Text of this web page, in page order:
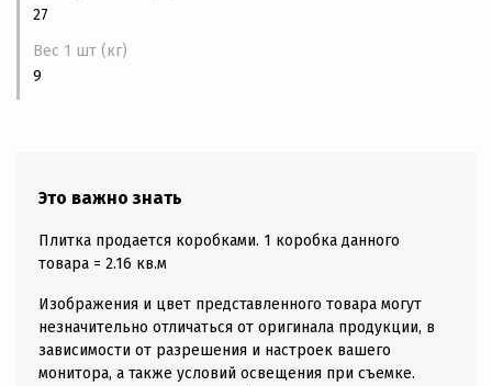
27
Вес 1 шт (кг)
9
Это важно знать
Плитка продается коробками. 1 коробка данного
товара = 2.16 кв.м
Изображения и цвет представленного товара могут
незначительно отличаться от оригинала продукции, в
зависимости от разрешения и настроек вашего
монитора, а также условий освещения при съемке.